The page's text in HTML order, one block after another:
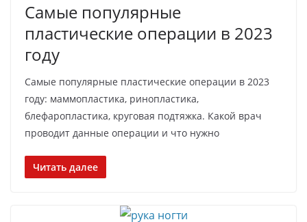
Самые популярные
пластические операции в 2023
году
Самые популярные пластические операции в 2023
году: маммопластика, ринопластика,
блефаропластика, круговая подтяжка. Какой врач
проводит данные операции и что нужно
Читать далее